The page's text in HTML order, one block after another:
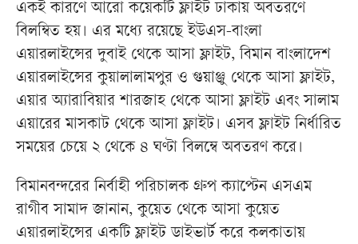
একই কারণে আরো কয়েকটি ফ্লাইট ঢাকায় অবতরণে
বিলম্বিত হয়। এর মধ্যে রয়েছে ইউএস-বাংলা
এয়ারলাইন্সের দুবাই থেকে আসা ফ্লাইট, বিমান বাংলাদেশ
এয়ারলাইন্সের কুয়ালালামপুর ও গুয়াঞ্জু থেকে আসা ফ্লাইট,
এয়ার অ্যারাবিয়ার শারজাহ থেকে আসা ফ্লাইট এবং সালাম
এয়ারের মাসকাট থেকে আসা ফ্লাইট। এসব ফ্লাইট নির্ধারিত
সময়ের চেয়ে ২ থেকে ৪ ঘণ্টা বিলম্বে অবতরণ করে।
বিমানবন্দরের নির্বাহী পরিচালক গ্রুপ ক্যাপ্টেন এসএম
রাগীব সামাদ জানান, কুয়েত থেকে আসা কুয়েত
এয়ারলাইন্সের একটি ফ্লাইট ডাইভার্ট করে কলকাতায়